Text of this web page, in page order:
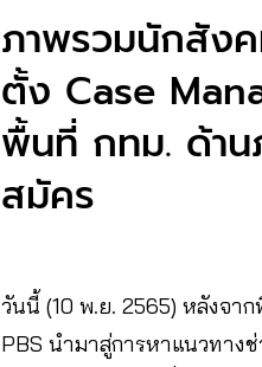
ภาพรวมนักสัง
ตั้ง Case
พื้นที่ กทม. ด้าน
สมัคร
วันนี้ (10 พ.ย. 2565) หลังจา
PBS นำมาสู่การหาแนวทาง